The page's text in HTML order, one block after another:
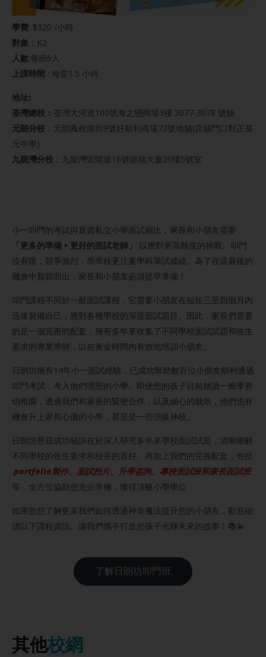
學費: $320 /小時
對象 ：K2
人數:每班6人
上課時間 : 每堂1.5 小時
地址:
荃灣總校： 荃灣大河道100號海之戀商場3樓 3077-3078 號舖
元朗分校 ：元朗鳳攸南街9號好順利商場73號地舖(店舖門口對正基
元中學)
九龍灣分校 ：九龍灣宏開道16號德福大廈20樓5號室
小一叩門的考試與直資私立小學面試相比，家長和小朋友需要
「更多的準備 • 更好的面試老師」 以應對更高難度的挑戰。叩門
位有限，競爭激烈，而學校更注重學科筆試成績。為了在這最後的
機會中脫穎而出，家長和小朋友必須提早準備！
叩門課程不同於一般面試課程，它需要小朋友在短短三至四個月內
迅速裝備自己，應對各種學校的深度面試題目。因此，家長們需要
的是一個完善的配套，擁有多年來收集了不同學校面試試題和收生
要求的專業導師，以在黃金時間內有效地培訓小朋友。
日朗坊擁有14年小一面試經驗，已成功幫助數百位小朋友順利通過
叩門考試，考入他們理想的小學。即便您的孩子目前就讀一般學券
幼稚園，透過我們和家長的緊密合作，以及細心的栽培，他們也有
機會升上家長心儀的小學，甚至是一些頂級神校。
日朗坊歷屆成功秘訣在於深入研究多年來學校面試試題，清晰瞭解
不同學校的收生要求和校長的喜好。再加上我們的完善配套，包括
portfolio製作、面試拍片、升學咨詢、專校面試班和家長面試班
等，全方位協助您充分準備，獲得頂級小學學位
如果您想了解更多我們如何透過神奇魔法提升您的小朋友，歡迎細
讀以下課程資訊。讓我們攜手打造您孩子光輝未來的故事！📚💫
了解日朗坊叩門班
其他校網